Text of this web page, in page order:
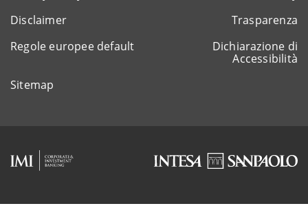
Disclaimer
Trasparenza
Regole europee default
Dichiarazione di
Accessibilità
Sitemap